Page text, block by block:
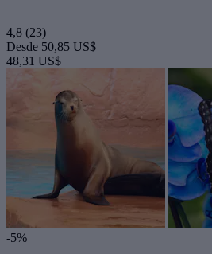
4,8 (23)
Desde 50,85 US$
48,31 US$
-5%